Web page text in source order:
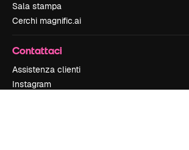
Sala stampa
Cerchi magnific.ai
Contattaci
Assistenza clienti
Instagram